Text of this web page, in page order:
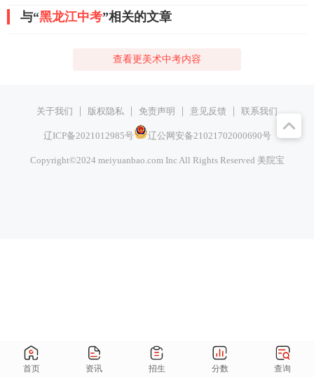
首页 资讯 招生 分数 查询
与“黑龙江中考”相关的文章
查看更美术中考内容
关于我们 | 版权隐私 | 免责声明 | 意见反馈 | 联系我们
辽ICP备2021012985号 辽公网安备21021702000690号
Copyright©2024 meiyuanbao.com Inc All Rights Reserved 美院宝